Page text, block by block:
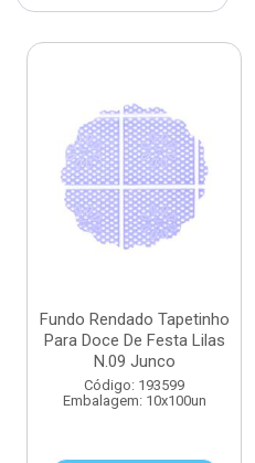
Fundo Rendado Tapetinho
Para Doce De Festa Lilas
N.09 Junco
Código: 193599
Embalagem: 10x100un